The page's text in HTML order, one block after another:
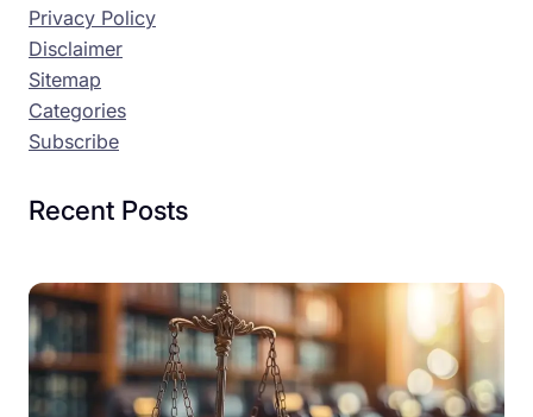
Privacy Policy
Disclaimer
Sitemap
Categories
Subscribe
Recent Posts